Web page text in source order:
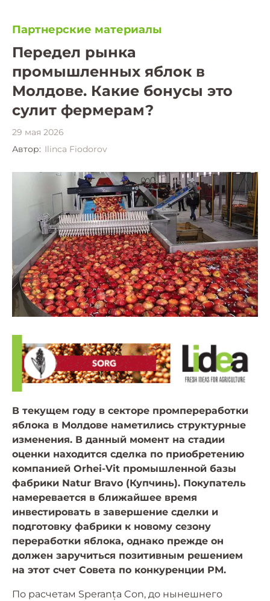
Партнерские материалы
Передел рынка
промышленных яблок в
Молдове. Какие бонусы это
сулит фермерам?
29 мая 2026
Автор: Ilinca Fiodorov
В текущем году в секторе промпереработки
яблока в Молдове наметились структурные
изменения. В данный момент на стадии
оценки находится сделка по приобретению
компанией Orhei-Vit промышленной базы
фабрики Natur Bravo (Купчинь). Покупатель
намеревается в ближайшее время
инвестировать в завершение сделки и
подготовку фабрики к новому сезону
переработки яблока, однако прежде он
должен заручиться позитивным решением
на этот счет Совета по конкуренции РМ.
По расчетам Speranța Con, до нынешнего